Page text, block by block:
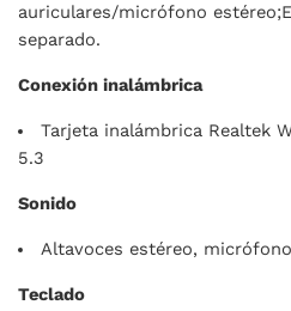
auriculares/micrófono
separado.
Conexión inalámbrica
Tarjeta inalámbrica Realtek
5.3
Sonido
Altavoces estéreo,
Teclado